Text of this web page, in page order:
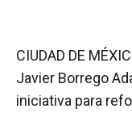
CIUDAD DE
Javier Borrego
iniciativa para